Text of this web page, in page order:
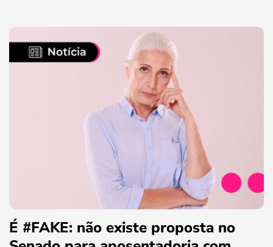
É #FAKE: não existe proposta no